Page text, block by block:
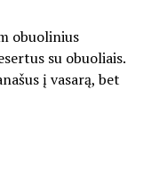
obuolinius
su obuoliais.
į vasarą, bet